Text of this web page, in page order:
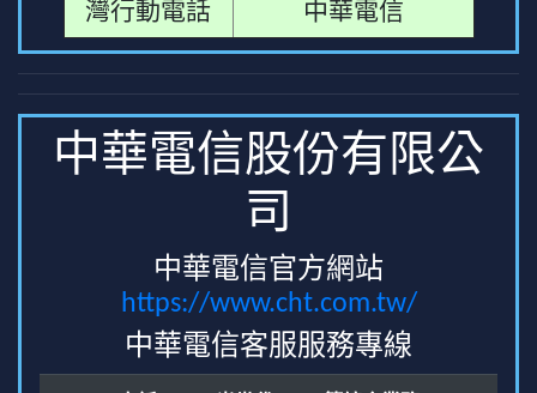
灣行動電話
中華電信
中華電信股份有限公
司
中華電信官方網站
https://www.cht.com.tw/
中華電信客服服務專線